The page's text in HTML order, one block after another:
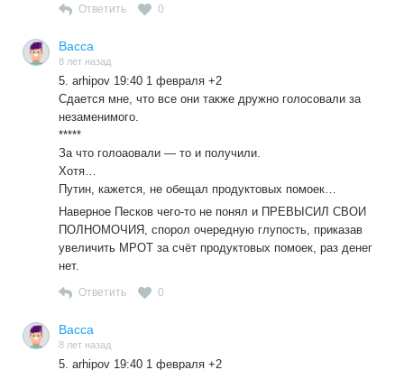
Ответить 0
Васса
8 лет назад
5. arhipov 19:40 1 февраля +2
Сдается мне, что все они также дружно голосовали за
незаменимого.
*****
За что голоаовали — то и получили.
Хотя…
Путин, кажется, не обещал продуктовых помоек…
Наверное Песков чего-то не понял и ПРЕВЫСИЛ СВОИ
ПОЛНОМОЧИЯ, спорол очередную глупость, приказав
увеличить МРОТ за счёт продуктовых помоек, раз денег
нет.
Ответить 0
Васса
8 лет назад
5. arhipov 19:40 1 февраля +2